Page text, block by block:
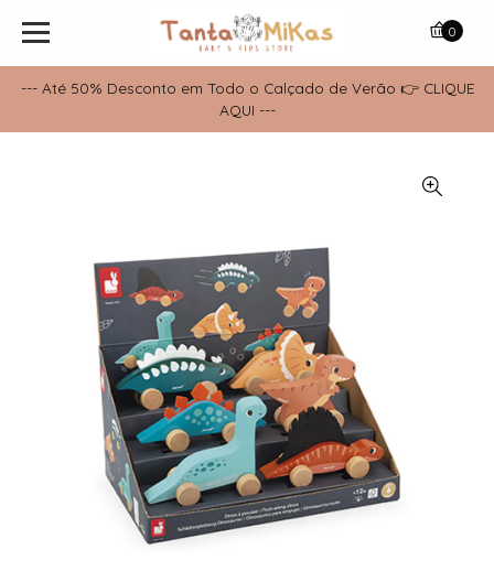
--- Até 50% Desconto em Todo o Calçado de Verão 👉 CLIQUE
AQUI ---
0